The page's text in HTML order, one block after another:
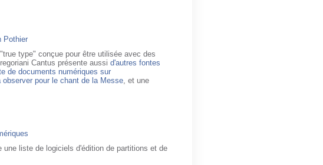
Pothier
type" conçue pour être utilisée avec des
Cantus présente aussi d'autres fontes
de documents numériques sur
pour le chant de la Messe , et une
une liste de logiciels d'édition de partitions et de